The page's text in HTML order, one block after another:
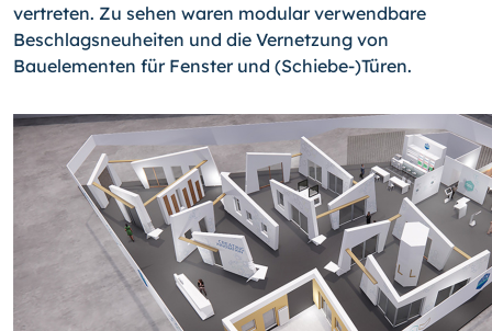
vertreten. Zu sehen waren modular verwendbare
Beschlagsneuheiten und die Vernetzung von
Bauelementen für Fenster und (Schiebe-)Türen.